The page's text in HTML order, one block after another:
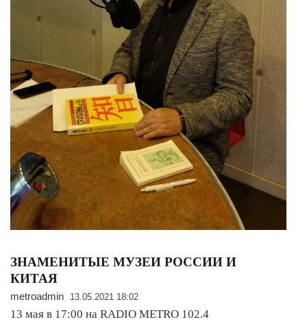
ЗНАМЕНИТЫЕ МУЗЕИ РОССИИ И
КИТАЯ
metroadmin 13.05.2021 18:02
13 мая в 17:00 на RADIO METRO 102.4